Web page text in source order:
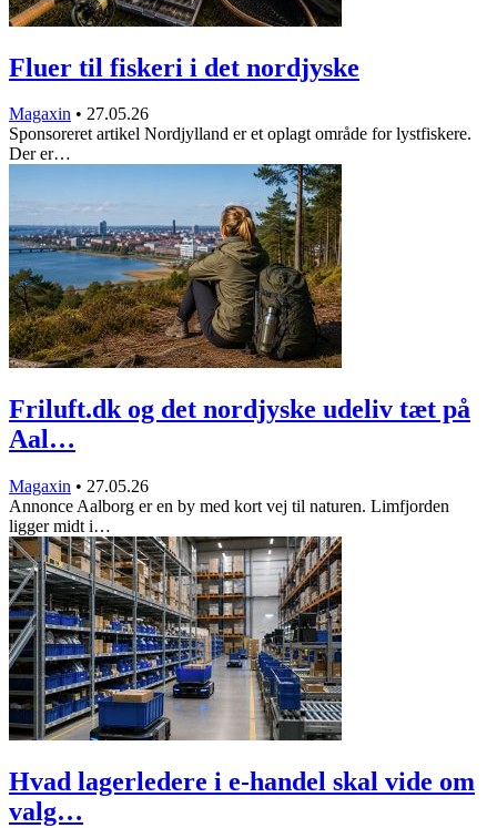
Fluer til fiskeri i det nordjyske
Magaxin • 27.05.26
Sponsoreret artikel Nordjylland er et oplagt område for lystfiskere.
Der er…
Friluft.dk og det nordjyske udeliv tæt på
Aal…
Magaxin • 27.05.26
Annonce Aalborg er en by med kort vej til naturen. Limfjorden
ligger midt i…
Hvad lagerledere i e-handel skal vide om
valg…